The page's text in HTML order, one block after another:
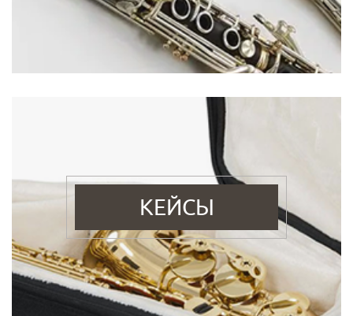
КЕЙСЫ